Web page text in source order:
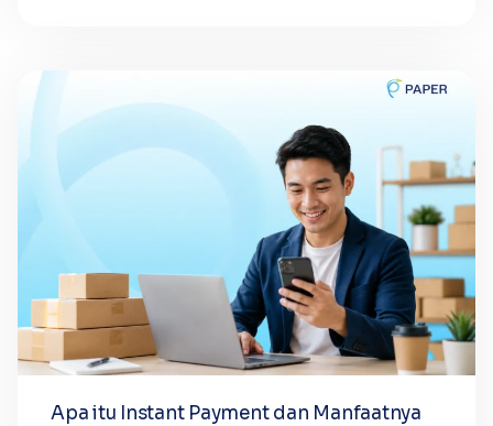
Apa itu Instant Payment dan Manfaatnya